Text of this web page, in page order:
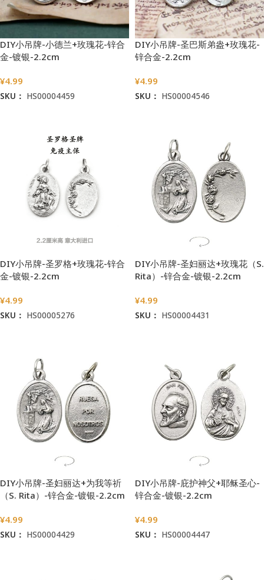
DIY小吊牌-小德兰+玫瑰花-锌合
金-镀银-2.2cm
¥4.99
SKU： HS00004459
DIY小吊牌-圣巴斯弟盎+玫瑰花-
锌合金-2.2cm
¥4.99
SKU： HS00004546
DIY小吊牌-圣罗格+玫瑰花-锌合
金-镀银-2.2cm
¥4.99
SKU： HS00005276
DIY小吊牌-圣妇丽达+玫瑰花（S.
Rita）-锌合金-镀银-2.2cm
¥4.99
SKU： HS00004431
DIY小吊牌-圣妇丽达+为我等祈
（S. Rita）-锌合金-镀银-2.2cm
¥4.99
SKU： HS00004429
DIY小吊牌-庇护神父+耶稣圣心-
锌合金-镀银-2.2cm
¥4.99
SKU： HS00004447